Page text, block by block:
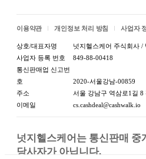
이용약관 개인정보 처리 방침 사업자
상호/대표자명
넛지헬스케어 주식회사 /
사업자 등록 번호
849-88-00418
통신판매업 신고번
호
2020-서울강남-00859
주소
서울 강남구 역삼로1길
이메일
cs.cashdeal@cashwalk.io
넛지헬스케어는 통신판매 중
당사자가 아닙니다.